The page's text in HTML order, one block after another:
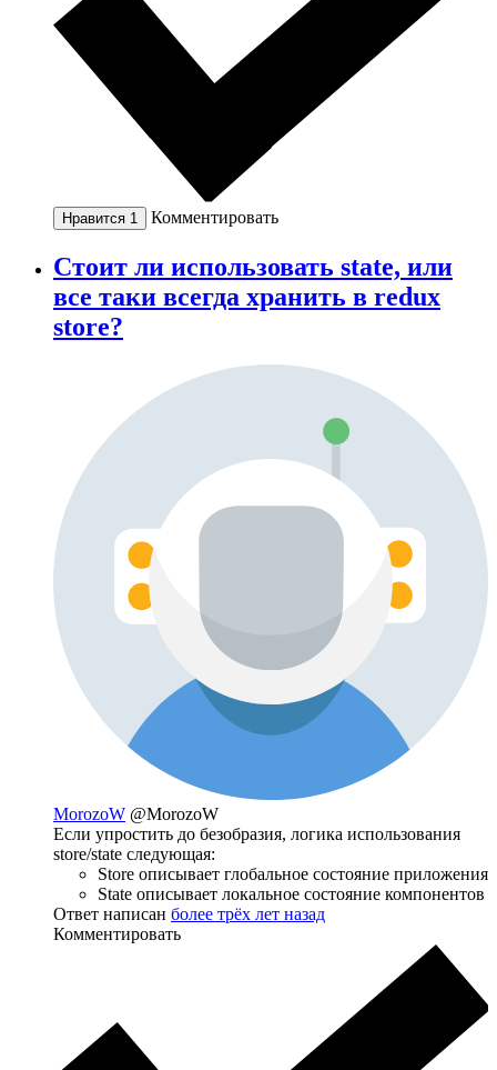
Нравится 1 Комментировать
Стоит ли использовать state, или
все таки всегда хранить в redux
store?
MorozoW @MorozoW
Если упростить до безобразия, логика использования
store/state следующая:
Store описывает глобальное состояние приложения
State описывает локальное состояние компонентов
Ответ написан более трёх лет назад
Комментировать